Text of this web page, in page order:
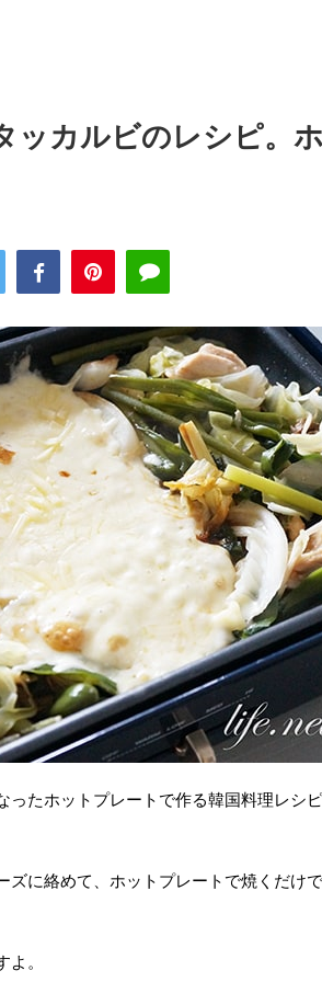
ッカルビのレシピ。
ったホットプレートで作る韓国料理レシ
ズに絡めて、ホットプレートで焼くだけ
。